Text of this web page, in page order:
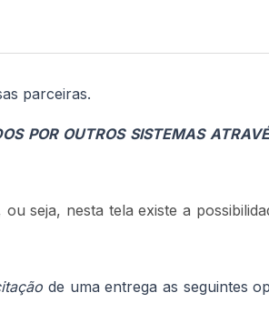
parceiras.
POR OUTROS SISTEMAS
ou seja, nesta tela existe a
de uma entrega as seguintes